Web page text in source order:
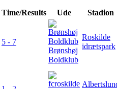
Time/Results Ude Stadion
5 - 7
Brønshøj
Boldklub
Roskilde
idrætspark